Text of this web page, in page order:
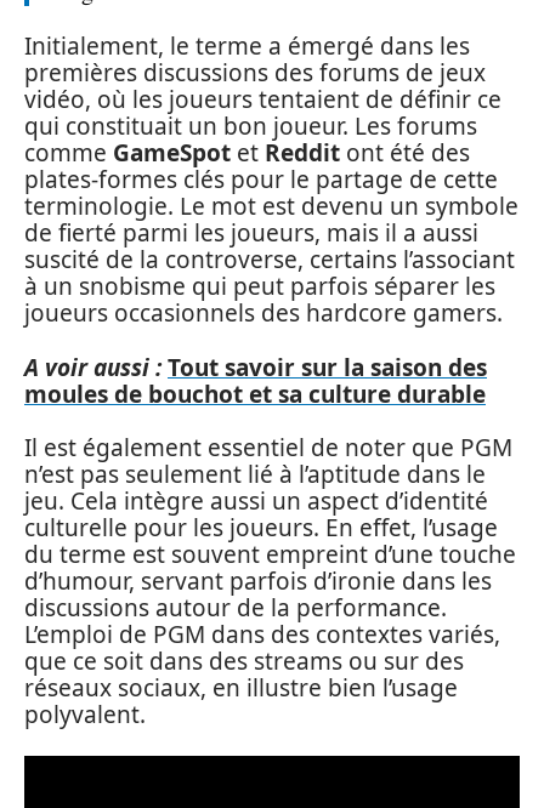
Initialement, le terme a émergé dans les
premières discussions des forums de jeux
vidéo, où les joueurs tentaient de définir ce
qui constituait un bon joueur. Les forums
comme GameSpot et Reddit ont été des
plates-formes clés pour le partage de cette
terminologie. Le mot est devenu un symbole
de fierté parmi les joueurs, mais il a aussi
suscité de la controverse, certains l’associant
à un snobisme qui peut parfois séparer les
joueurs occasionnels des hardcore gamers.
A voir aussi :Tout savoir sur la saison des
moules de bouchot et sa culture durable
Il est également essentiel de noter que PGM
n’est pas seulement lié à l’aptitude dans le
jeu. Cela intègre aussi un aspect d’identité
culturelle pour les joueurs. En effet, l’usage
du terme est souvent empreint d’une touche
d’humour, servant parfois d’ironie dans les
discussions autour de la performance.
L’emploi de PGM dans des contextes variés,
que ce soit dans des streams ou sur des
réseaux sociaux, en illustre bien l’usage
polyvalent.